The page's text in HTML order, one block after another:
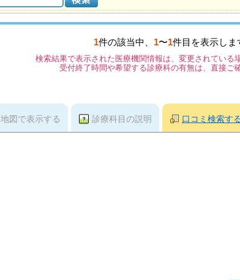
1件の該当中、 1〜1件目を表示しま
検索結果で表示された医療機関情報は、変更されている
受付終了時間や希望する診療科の有無は、直接ご
地図で表示する 診療科目の説明 口コミ検索す